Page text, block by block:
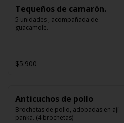
Tequeños de camarón.
5 unidades , acompañada de
guacamole.
$5.900
Anticuchos de pollo
Brochetas de pollo, adobadas en ají
panka. (4 brochetas)